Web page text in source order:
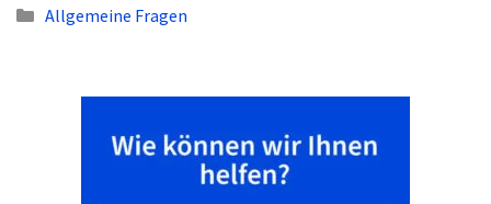
Kategorien
Allgemeine Fragen